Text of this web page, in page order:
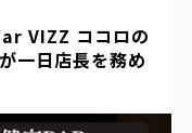
VIZZ ココロの
一日店長を務め